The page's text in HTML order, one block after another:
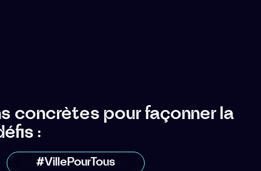
concrètes pour façonner la
:
#VillePourTous